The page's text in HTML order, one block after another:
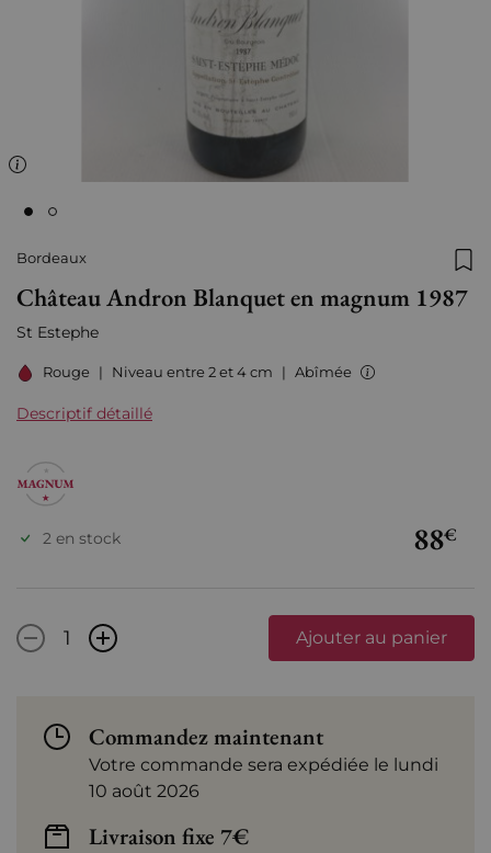
Bordeaux
Château Andron Blanquet en magnum 1987
St Estephe
Rouge | Niveau entre 2 et 4 cm | Abîmée
Descriptif détaillé
88€
2 en stock
- + Ajouter au panier
Commandez maintenant
Votre commande sera expédiée le lundi
10 août 2026
Livraison fixe 7€